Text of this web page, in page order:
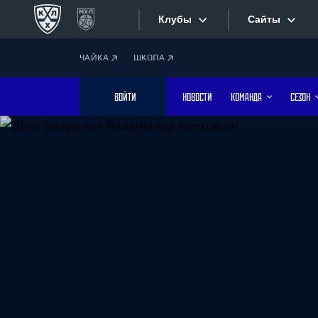
Клубы
Дивизион Боброва
Лада
Сайты
ЧАЙКА ШКОЛА
ВОЙТИ НОВОСТИ КОМАНДА СЕЗОН